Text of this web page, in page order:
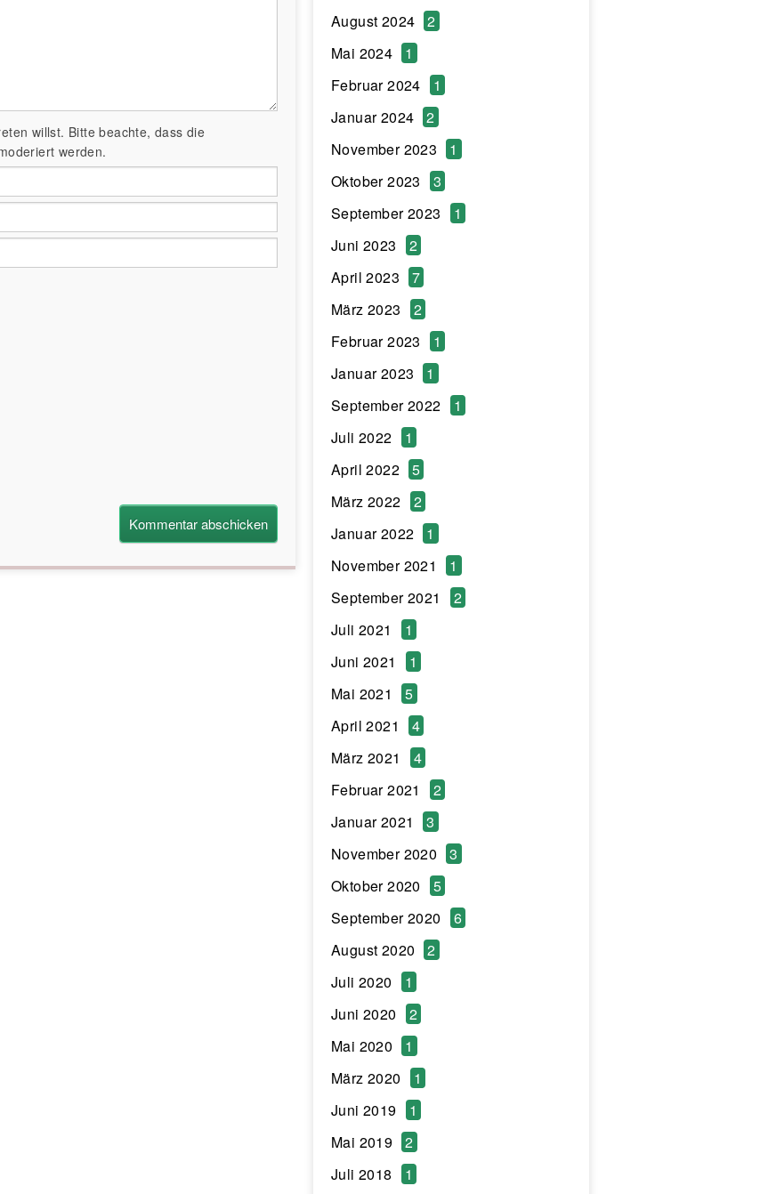
willst. Bitte beachte, dass die
werden.
August 2024
2
Mai 2024
1
Februar 2024
1
Januar 2024
2
November 2023
1
Oktober 2023
3
September 2023
1
Juni 2023
2
April 2023
7
März 2023
2
Februar 2023
1
Januar 2023
1
September 2022
1
Juli 2022
1
April 2022
5
März 2022
2
Januar 2022
1
November 2021
1
September 2021
2
Juli 2021
1
Juni 2021
1
Mai 2021
5
April 2021
4
März 2021
4
Februar 2021
2
Januar 2021
3
November 2020
3
Oktober 2020
5
September 2020
6
August 2020
2
Juli 2020
1
Juni 2020
2
Mai 2020
1
März 2020
1
Juni 2019
1
Mai 2019
2
Juli 2018
1